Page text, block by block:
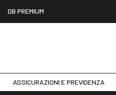
Nuove linee guida EBA
DB PREMIUM
ASSICURAZIONI E PREVIDENZA